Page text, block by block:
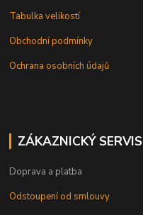
Tabulka velikostí
Obchodní podmínky
Ochrana osobních údajů
ZÁKAZNICKÝ SERVIS
Doprava a platba
Odstoupení od smlouvy